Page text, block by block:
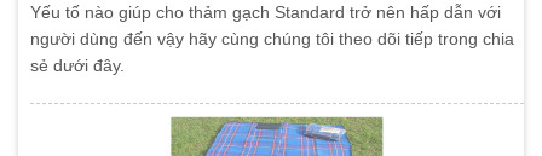
Yếu tố nào giúp cho thảm gạch Standard trở nên hấp dẫn với
người dùng đến vậy hãy cùng chúng tôi theo dõi tiếp trong chia
sẻ dưới đây.